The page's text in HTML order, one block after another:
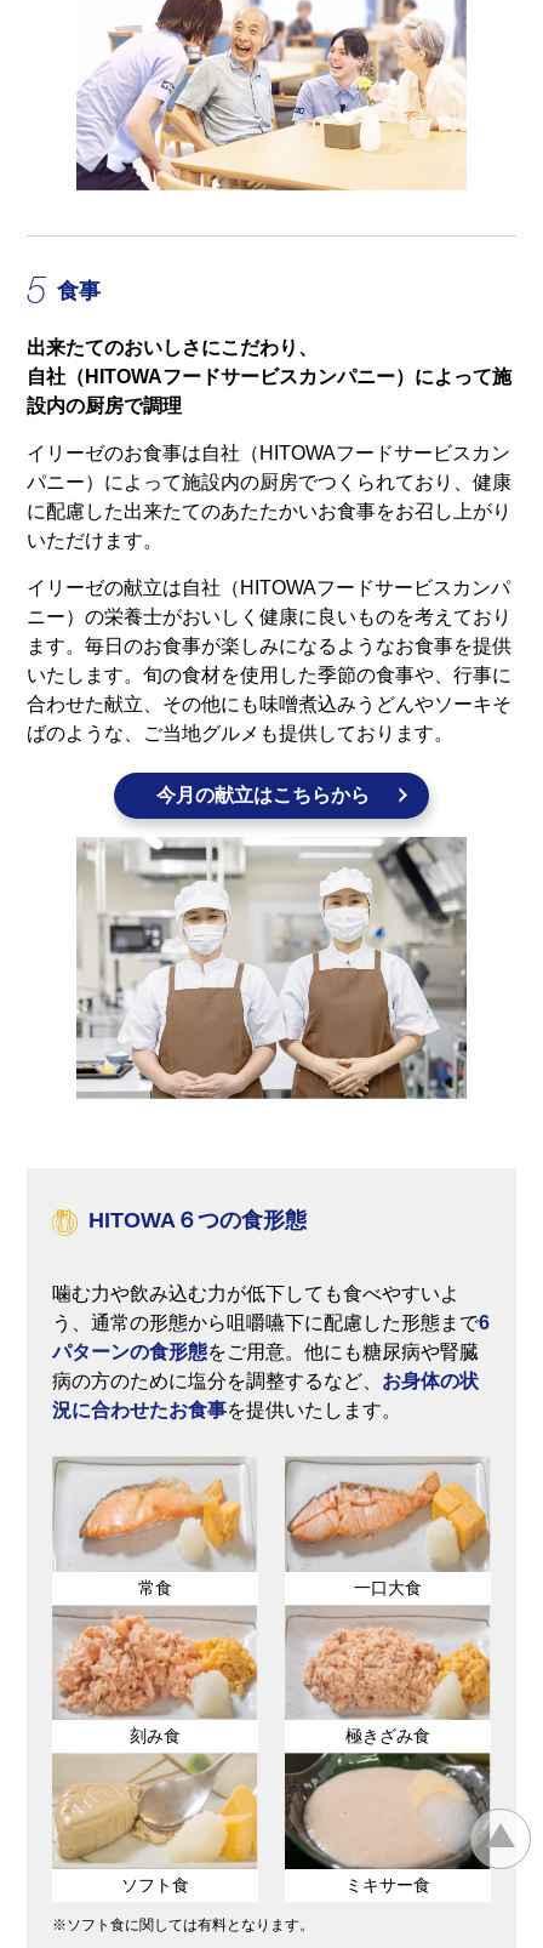
5 食事
出来たてのおいしさにこだわり、
自社（HITOWAフードサービスカンパニー）によって施
設内の厨房で調理
イリーゼのお食事は自社（HITOWAフードサービスカン
パニー）によって施設内の厨房でつくられており、健康
に配慮した出来たてのあたたかいお食事をお召し上がり
いただけます。
イリーゼの献立は自社（HITOWAフードサービスカンパ
ニー）の栄養士がおいしく健康に良いものを考えており
ます。毎日のお食事が楽しみになるようなお食事を提供
いたします。旬の食材を使用した季節の食事や、行事に
合わせた献立、その他にも味噌煮込みうどんやソーキそ
ばのような、ご当地グルメも提供しております。
今月の献立はこちらから
HITOWA６つの食形態
噛む力や飲み込む力が低下しても食べやすいよ
う、通常の形態から咀嚼嚥下に配慮した形態まで6
パターンの食形態をご用意。他にも糖尿病や腎臓
病の方のために塩分を調整するなど、 お身体の状
況に合わせたお食事を提供いたします。
常食 一口大食
刻み食 極きざみ食
ソフト食 ミキサー食
※ソフト食に関しては有料となります。